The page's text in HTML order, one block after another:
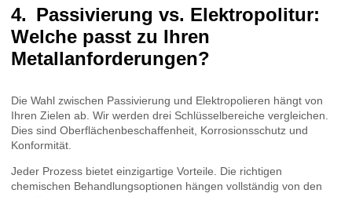
Passivierung vs. Elektropolitur:
Welche passt zu Ihren
Metallanforderungen?
Die Wahl zwischen Passivierung und Elektropolieren hängt von
Ihren Zielen ab. Wir werden drei Schlüsselbereiche vergleichen.
Dies sind Oberflächenbeschaffenheit, Korrosionsschutz und
Konformität.
Jeder Prozess bietet einzigartige Vorteile. Die richtigen
chemischen Behandlungsoptionen hängen vollständig von den